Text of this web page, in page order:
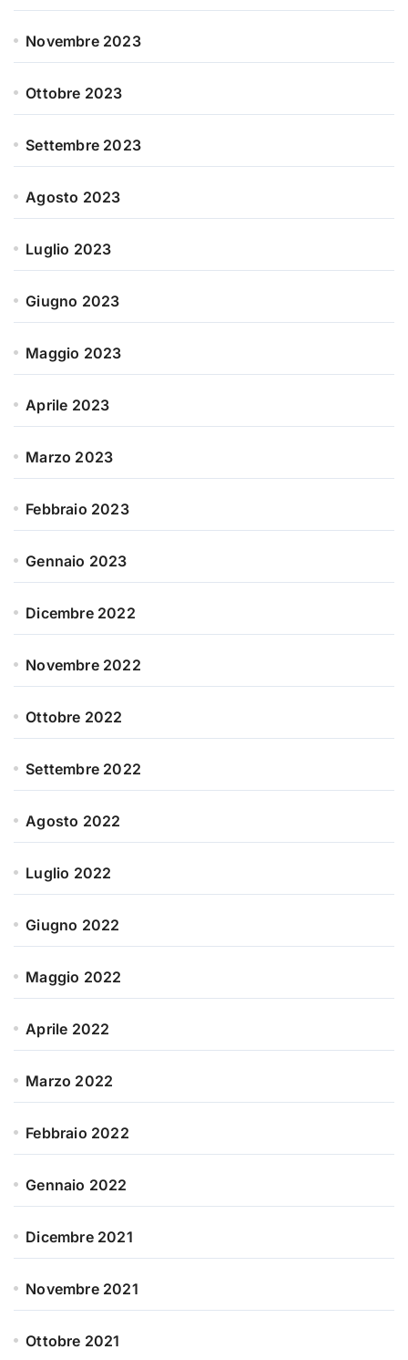
Novembre 2023
Ottobre 2023
Settembre 2023
Agosto 2023
Luglio 2023
Giugno 2023
Maggio 2023
Aprile 2023
Marzo 2023
Febbraio 2023
Gennaio 2023
Dicembre 2022
Novembre 2022
Ottobre 2022
Settembre 2022
Agosto 2022
Luglio 2022
Giugno 2022
Maggio 2022
Aprile 2022
Marzo 2022
Febbraio 2022
Gennaio 2022
Dicembre 2021
Novembre 2021
Ottobre 2021